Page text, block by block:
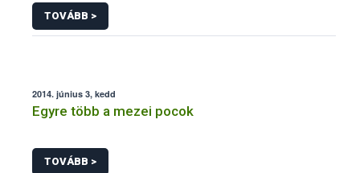
TOVÁBB >
2014. június 3, kedd
Egyre több a mezei pocok
TOVÁBB >